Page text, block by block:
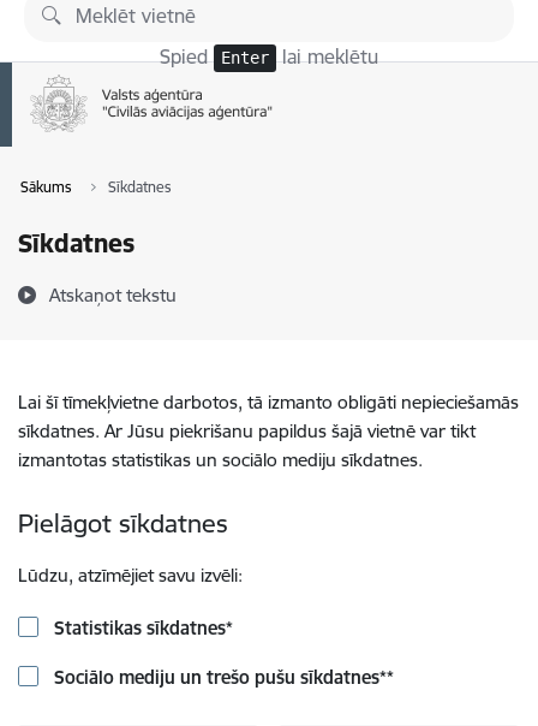
Pāriet uz lapas saturu
Spied Enter lai meklētu
Sākums Sīkdatnes
Sīkdatnes
Atskaņot tekstu
Lai šī tīmekļvietne darbotos, tā izmanto obligāti nepieciešamās
sīkdatnes. Ar Jūsu piekrišanu papildus šajā vietnē var tikt
izmantotas statistikas un sociālo mediju sīkdatnes.
Pielāgot sīkdatnes
Lūdzu, atzīmējiet savu izvēli:
Statistikas sīkdatnes*
Sociālo mediju un trešo pušu sīkdatnes**